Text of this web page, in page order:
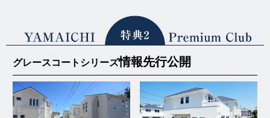
グレースコートシリーズ情報先行公開